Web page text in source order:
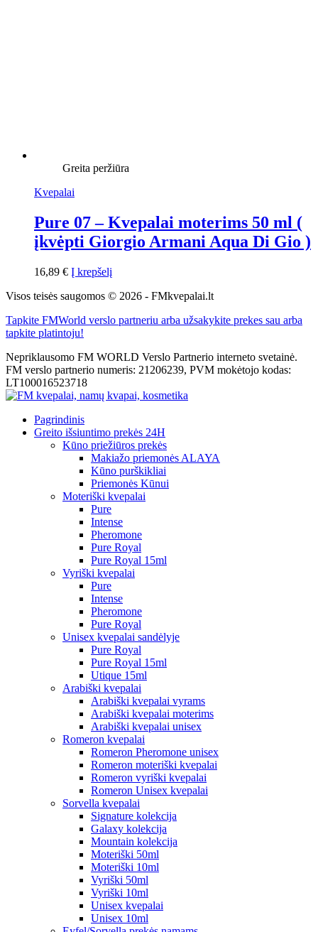
Greita peržiūra
Kvepalai
Pure 07 – Kvepalai moterims 50 ml (
įkvėpti Giorgio Armani Aqua Di Gio )
16,89 € Į krepšelį
Visos teisės saugomos © 2026 - FMkvepalai.lt
Tapkite FMWorld verslo partneriu arba užsakykite prekes sau arba
tapkite platintoju!
Nepriklausomo FM WORLD Verslo Partnerio interneto svetainė.
FM verslo partnerio numeris: 21206239, PVM mokėtojo kodas:
LT100016523718
Pagrindinis
Greito išsiuntimo prekės 24H
Kūno priežiūros prekės
Makiažo priemonės ALAYA
Kūno purškikliai
Priemonės Kūnui
Moteriški kvepalai
Pure
Intense
Pheromone
Pure Royal
Pure Royal 15ml
Vyriški kvepalai
Pure
Intense
Pheromone
Pure Royal
Unisex kvepalai sandėlyje
Pure Royal
Pure Royal 15ml
Utique 15ml
Arabiški kvepalai
Arabiški kvepalai vyrams
Arabiški kvepalai moterims
Arabiški kvepalai unisex
Romeron kvepalai
Romeron Pheromone unisex
Romeron moteriški kvepalai
Romeron vyriški kvepalai
Romeron Unisex kvepalai
Sorvella kvepalai
Signature kolekcija
Galaxy kolekcija
Mountain kolekcija
Moteriški 50ml
Moteriški 10ml
Vyriški 50ml
Vyriški 10ml
Unisex kvepalai
Unisex 10ml